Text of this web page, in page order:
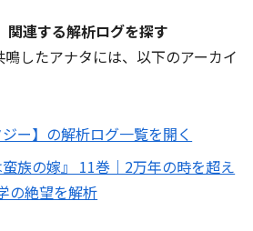
関連する解析ログを探す
したアナタには、以下のアーカイ
ー】の解析ログ一覧を開く
族の嫁』 11巻｜2万年の時を超え
の絶望を解析